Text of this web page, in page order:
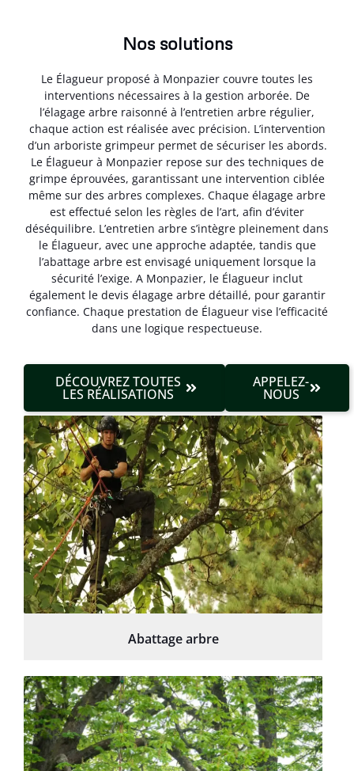
Nos solutions
Le Élagueur proposé à Monpazier couvre toutes les
interventions nécessaires à la gestion arborée. De
l’élagage arbre raisonné à l’entretien arbre régulier,
chaque action est réalisée avec précision. L’intervention
d’un arboriste grimpeur permet de sécuriser les abords.
Le Élagueur à Monpazier repose sur des techniques de
grimpe éprouvées, garantissant une intervention ciblée
même sur des arbres complexes. Chaque élagage arbre
est effectué selon les règles de l’art, afin d’éviter
déséquilibre. L’entretien arbre s’intègre pleinement dans
le Élagueur, avec une approche adaptée, tandis que
l’abattage arbre est envisagé uniquement lorsque la
sécurité l’exige. A Monpazier, le Élagueur inclut
également le devis élagage arbre détaillé, pour garantir
confiance. Chaque prestation de Élagueur vise l’efficacité
dans une logique respectueuse.
DÉCOUVREZ TOUTES
LES RÉALISATIONS
APPELEZ-
NOUS
Abattage arbre